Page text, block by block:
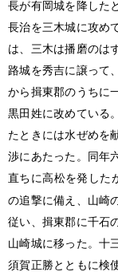
長が有岡城を降した
長治を三木城に攻め
は、三木は播磨のは
路城を秀吉に譲って
から揖東郡のうちに
黒田姓に改めている
たときには水ぜめを
渉にあたった。同年
直ちに高松を発した
の追撃に備え、山崎
従い、揖東郡に千石
山崎城に移った。十
須賀正勝とともに検